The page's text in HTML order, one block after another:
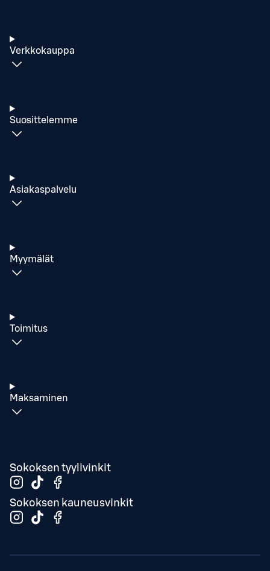
Verkkokauppa
Suosittelemme
Asiakaspalvelu
Myymälät
Toimitus
Maksaminen
Sokoksen tyylivinkit
Sokoksen kauneusvinkit